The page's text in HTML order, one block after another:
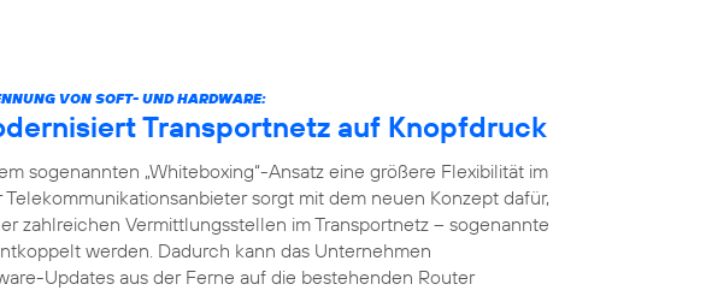
VON SOFT- UND HARDWARE:
Transportnetz auf Knopfdruck
sogenannten „Whiteboxing“-Ansatz eine größere Flexibilität im
sorgt mit dem neuen Konzept dafür,
zahlreichen Vermittlungsstellen im Transportnetz – sogenannte
werden. Dadurch kann das Unternehmen
Updates aus der Ferne auf die bestehenden Router